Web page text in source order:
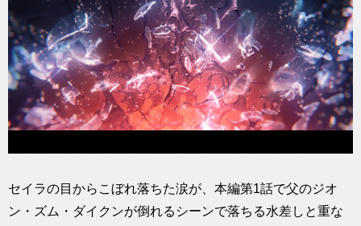
セイラの目からこぼれ落ちた涙が、本編第1話で父のジオ
ン・ズム・ダイクンが倒れるシーンで落ちる水差しと重な